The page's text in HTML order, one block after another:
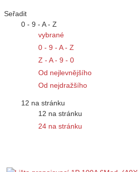
Seřadit
0 - 9 - A - Z
vybrané
0 - 9 - A - Z
Z - A - 9 - 0
Od nejlevnějšího
Od nejdražšího
12 na stránku
12 na stránku
24 na stránku